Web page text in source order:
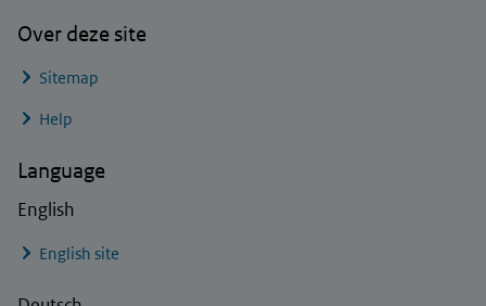
Over deze site
Sitemap
Help
Language
English
English site